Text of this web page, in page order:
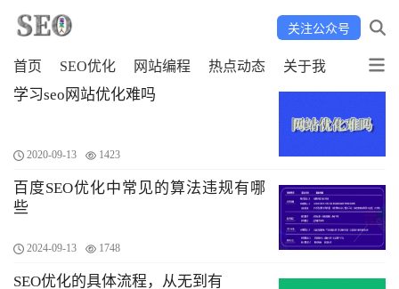
关注公众号
首页 SEO优化 网站编程 热点动态 关于我
学习seo网站优化难吗
2020-09-13 1423
百度SEO优化中常见的算法违规有哪
些
2024-09-13 1748
SEO优化的具体流程，从无到有